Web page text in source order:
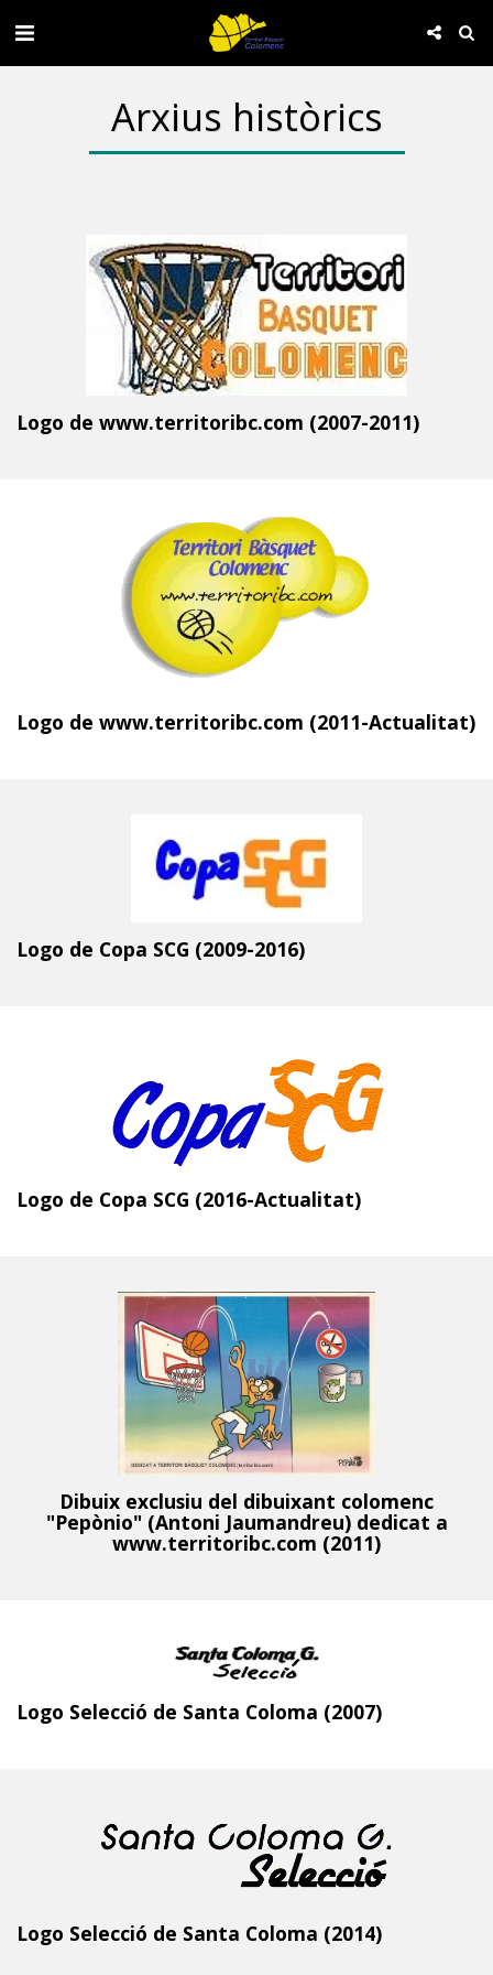
Arxius històrics
Logo de www.territoribc.com (2007-2011)
Logo de www.territoribc.com (2011-Actualitat)
Logo de Copa SCG (2009-2016)
Logo de Copa SCG (2016-Actualitat)
Dibuix exclusiu del dibuixant colomenc
"Pepònio" (Antoni Jaumandreu) dedicat a
www.territoribc.com (2011)
Logo Selecció de Santa Coloma (2007)
Logo Selecció de Santa Coloma (2014)